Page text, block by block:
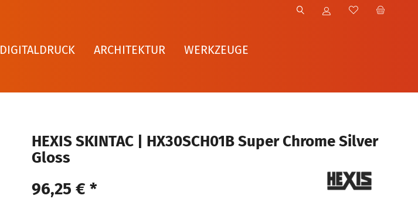
DIGITALDRUCK ARCHITEKTUR WERKZEUGE
HEXIS SKINTAC | HX30SCH01B Super Chrome Silver
Gloss
96,25 € *